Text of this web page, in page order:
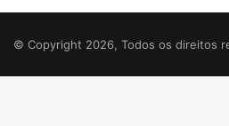
© Copyright 2026, Todos os direitos